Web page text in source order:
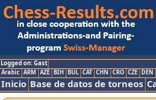
Logged on: Gast
Arabic ARM AZE BIH BUL CAT CHN CRO CZE DEN
Inicio Base de datos de torneos